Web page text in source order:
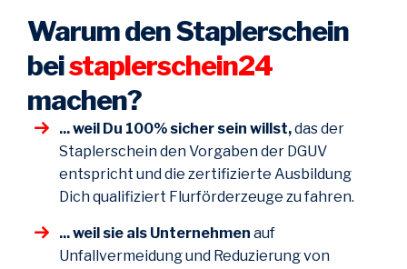
Warum den Staplerschein
beistaplerschein24
machen?
... weil Du 100% sicher sein willst,das der
Staplerschein den Vorgaben der DGUV
entspricht und die zertifizierte Ausbildung
Dich qualifiziert Flurförderzeuge zu fahren.
... weil sie als Unternehmen auf
Unfallvermeidung und Reduzierung von